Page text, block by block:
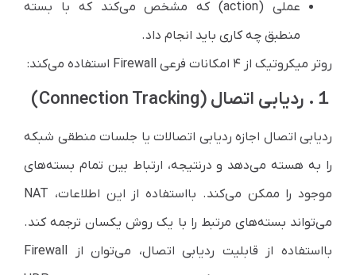
عملی (action) که مشخص می‌کند که با بسته
منطبق چه کاری باید انجام داد.
روتر میکروتیک از ۴ امکانات فرعی Firewall استفاده می‌کند:
１. ردیابی اتصال (Connection Tracking)
ردیابی اتصال اجازه ردیابی اتصالات یا جلسات منطقی شبکه
را به هسته می‌دهد و در‌نتیجه، ارتباط بین تمام بسته‌های
موجود را ممکن می‌کند. با‌استفاده از این اطلاعات، NAT
می‌تواند بسته‌های مرتبط را با یک روش یکسان ترجمه کند.
با‌استفاده از قابلیت ردیابی اتصال، می‌توان از Firewall